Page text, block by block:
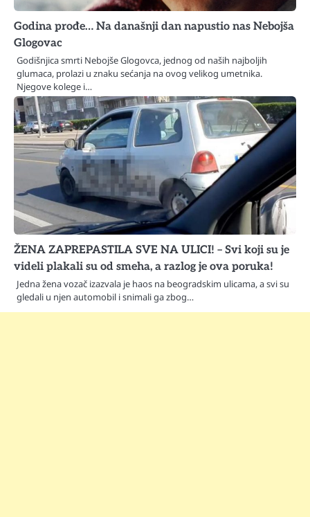
Godina prođe… Na današnji dan napustio nas Nebojša
Glogovac
Godišnjica smrti Nebojše Glogovca, jednog od naših najboljih
glumaca, prolazi u znaku sećanja na ovog velikog umetnika.
Njegove kolege i…
ŽENA ZAPREPASTILA SVE NA ULICI! – Svi koji su je
videli plakali su od smeha, a razlog je ova poruka!
Jedna žena vozač izazvala je haos na beogradskim ulicama, a svi su
gledali u njen automobil i snimali ga zbog…